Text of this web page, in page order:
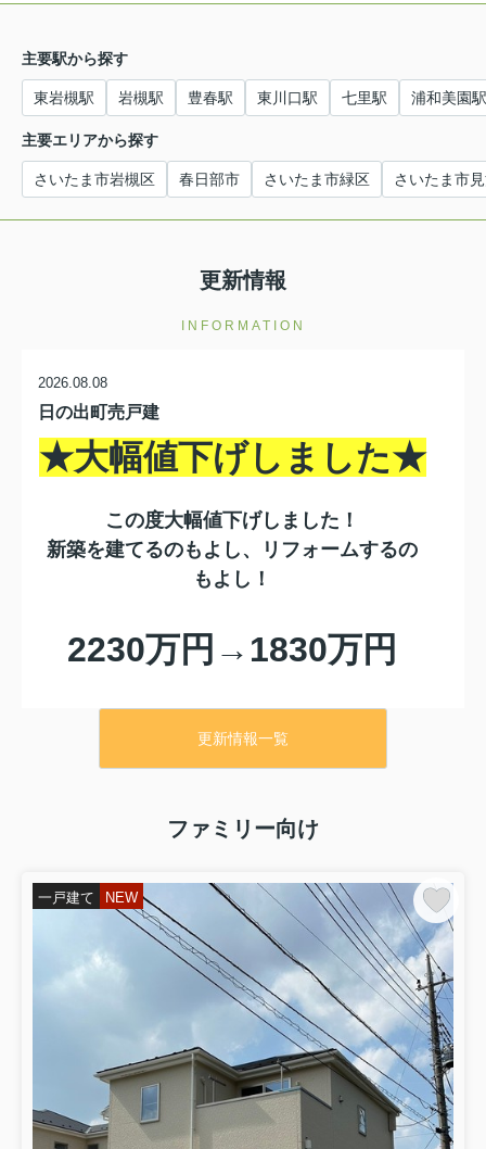
主要駅から探す
東岩槻駅 岩槻駅 豊春駅 東川口駅 七里駅 浦和美園駅
主要エリアから探す
さいたま市岩槻区 春日部市 さいたま市緑区 さいたま市
更新情報
INFORMATION
2026.08.08
日の出町売戸建
★大幅値下げしました★
この度大幅値下げしました！
新築を建てるのもよし、リフォームするの
もよし！
2230万円→1830万円
400万円ダウン！！
町（岩槻駅） 2階建 ５ＤＫ[6989995552]さ
いたま市岩槻区の一戸建て（提供元：Ｒｅ
ｓｉｄｅ岩槻本店 (株)アイシン）｜一軒
家・家の購入
2026.08.04
夏季休業についてのご案内
更新情報一覧
ファミリー向け
一戸建て NEW